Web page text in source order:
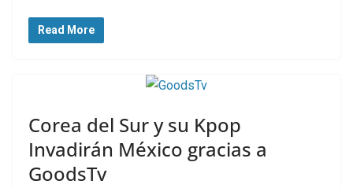
Read More
Corea del Sur y su Kpop
Invadirán México gracias a
GoodsTv